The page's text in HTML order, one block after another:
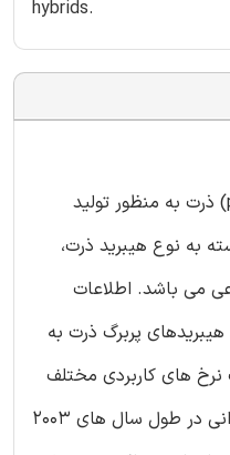
hybrids.
تراکم جمعیت گیاهی بهینه (ppd) ذرت به منظور تولید
به نوع هیبرید ذرت،
می باشد. اطلاعات
پربرگ ذرت به
های کاربردی مختلف
N وجود دارد. یک مطالعه ی میدانی در طول سال های 2003